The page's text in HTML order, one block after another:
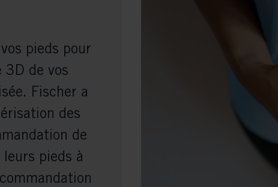
pieds pour
3D de vos
Fischer a
des
de
pieds à